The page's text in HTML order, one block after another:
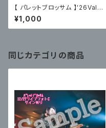
【 パレットブロッサム 】'26Vale
ntine限定ブロマイドC〈サイン
有〉
¥1,000
同じカテゴリの商品